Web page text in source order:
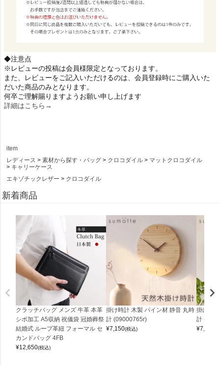
◆注意点
※レビューの投稿は会員様限定となっております。
また、レビューをご記入いただけるのは、会員登録時にご購入いた
だいた商品のみとなります。
何卒ご理解賜りますようお願い申し上げます
詳細はこちら→
item
レディース
素材から探す・バッグ クロコダイル
マットクロコダイル
キャリーケース
エキゾチックレザー
クロコダイル
新着商品
クラッチバッグ メンズ 牛革 本革
シボ加工 A5収納 祝儀袋 冠婚葬祭
結婚式 ループ革紐 フォーマル セ
カンドバッグ 4FB
¥12,650(税込)
掛け時計 木製 パイン材 静音 丸時
計 (09000765r)
¥7,150(税込)
掛け時
計
¥7,150